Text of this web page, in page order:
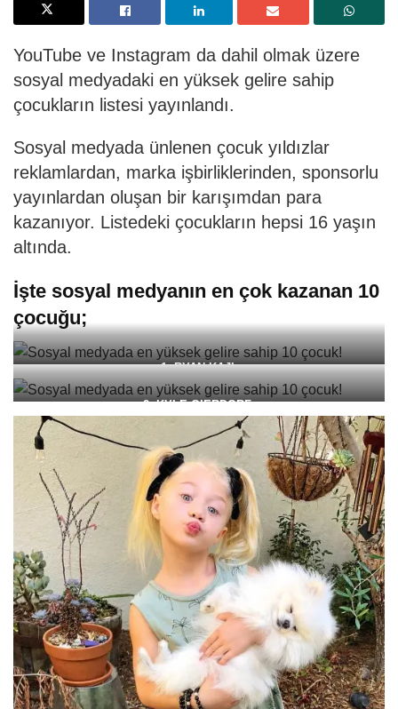
YouTube ve Instagram da dahil olmak üzere
sosyal medyadaki en yüksek gelire sahip
çocukların listesi yayınlandı.
Sosyal medyada ünlenen çocuk yıldızlar
reklamlardan, marka işbirliklerinden, sponsorlu
yayınlardan oluşan bir karışımdan para
kazanıyor. Listedeki çocukların hepsi 16 yaşın
altında.
İşte sosyal medyanın en çok kazanan 10
çocuğu;
1. RYAN KAJI:
YouTube yıldızı Ryan Kaji, 17.7 milyon £ (yaklaşık 125 milyon TL)
zirvede.
Yedi yaşındaki Kaji, üç yaşında başladığı ve yaklaşık 21,5 milyon
abonesi olan YouTube kanalı Ryan ToysReview aracılığıyla tanındı.
ABD’de yaşayan Megastar Ryan ve ailesi Mart 2015’te kanala
başladı.
Dört yaşında, oyuncak inceleme videolarının büyük hayranı olan
Ryan, annesine ve babasına kendi kliplerini YouTube’da yayınlayıp
yayınlayamayacağını sordu.
Temmuz 2015’te, Ryan’ın açılışı ve Disney Pixar Cars serisinden
100’den fazla oyuncaktan oluşan bir kutu hakkında kararını vermesi
üzerine bir video yayıldı ve neredeyse 935 milyon görüntü aldı.
Annesi daha sonra kanalını geliştirmek için kimya öğretmeni olduğu
işini bıraktı.
2. KYLE GIERDORF:
İkinci sırada Fortnite Dünya Kupası şampiyonu olduktan sonra 2,6
milyon £’e (18 milyon TL) ulaşan oyun meraklısı Kyle Gierdorf
geliyor.
ABD’li gençler, popüler dövüş oyununun Temmuz ayında New
York’taki yarışmada ilk sırada yer aldı.
Kyle, Solos Fortnite unvanına girdi, 2,4 milyon £’lik büyük ödülü aldı.
Şimdi Instagram’da 1.4 milyondan fazla takipçisi var ve hatta
Lindsay Lohan gibi ünlüler hayranları arasında.